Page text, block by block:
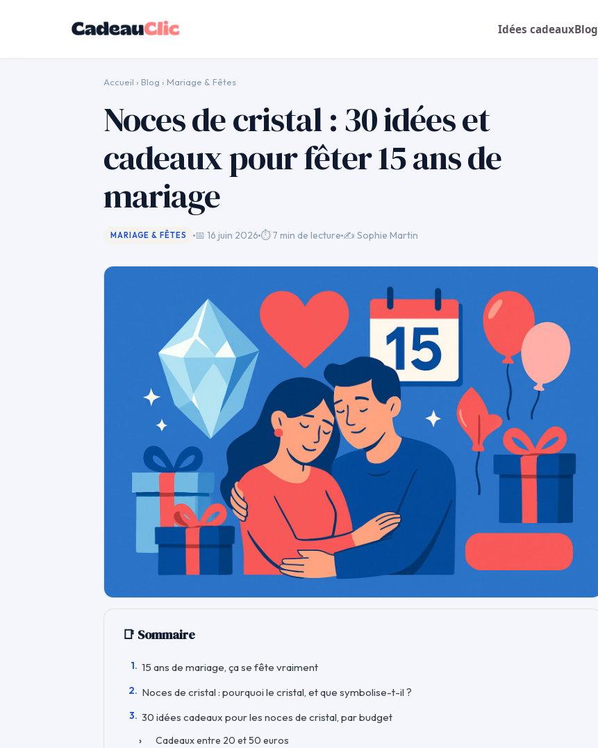
Idées cadeauxBlog
Accueil › Blog › Mariage & Fêtes
Noces de cristal : 30 idées et
cadeaux pour fêter 15 ans de
mariage
MARIAGE & FÊTES 📅 16 juin 2026 ⏱ 7 min de lecture ✍️ Sophie Martin
📑 Sommaire
15 ans de mariage, ça se fête vraiment
Noces de cristal : pourquoi le cristal, et que symbolise-t-il ?
30 idées cadeaux pour les noces de cristal, par budget
Cadeaux entre 20 et 50 euros